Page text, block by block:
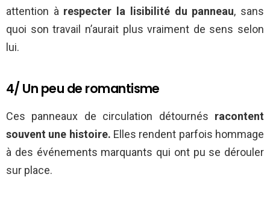
attention à respecter la lisibilité du panneau, sans
quoi son travail n’aurait plus vraiment de sens selon
lui.
4/ Un peu de romantisme
Ces panneaux de circulation détournés racontent
souvent une histoire. Elles rendent parfois hommage
à des événements marquants qui ont pu se dérouler
sur place.